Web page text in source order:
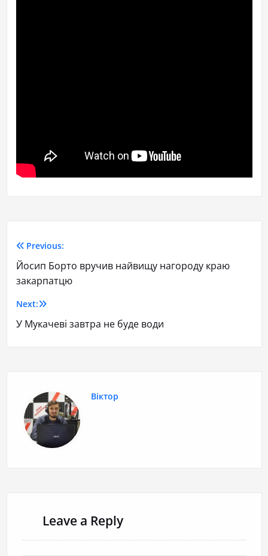
Previous:
Йосип Борто вручив найвищу нагороду краю
закарпатцю
Next:
У Мукачеві завтра не буде води
Віктор
Leave a Reply